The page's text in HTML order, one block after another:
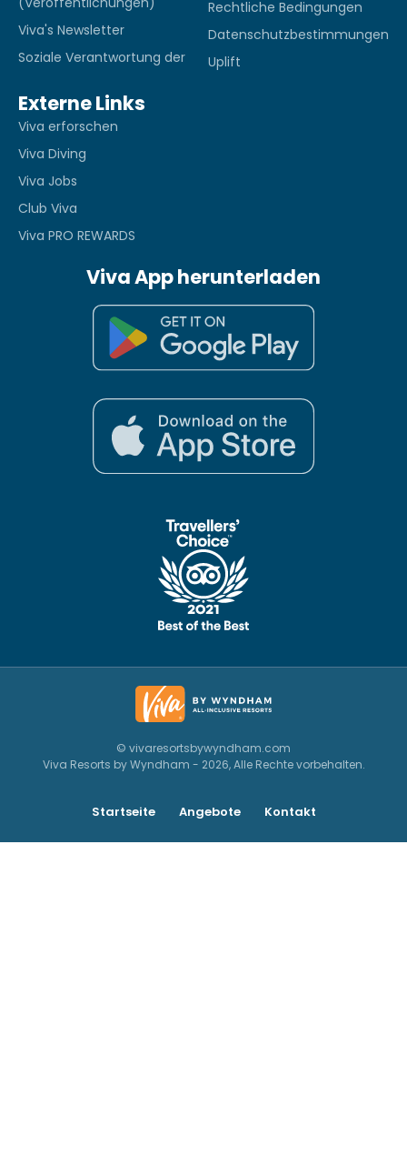
Viva's Newsletter
Soziale Verantwortung der
Rechtliche Bedingungen
Datenschutzbestimmungen
Uplift
Externe Links
Viva erforschen
Viva Diving
Viva Jobs
Club Viva
Viva PRO REWARDS
Viva App herunterladen
© vivaresortsbywyndham.com
Viva Resorts by Wyndham - 2026, Alle Rechte vorbehalten.
Startseite Angebote Kontakt